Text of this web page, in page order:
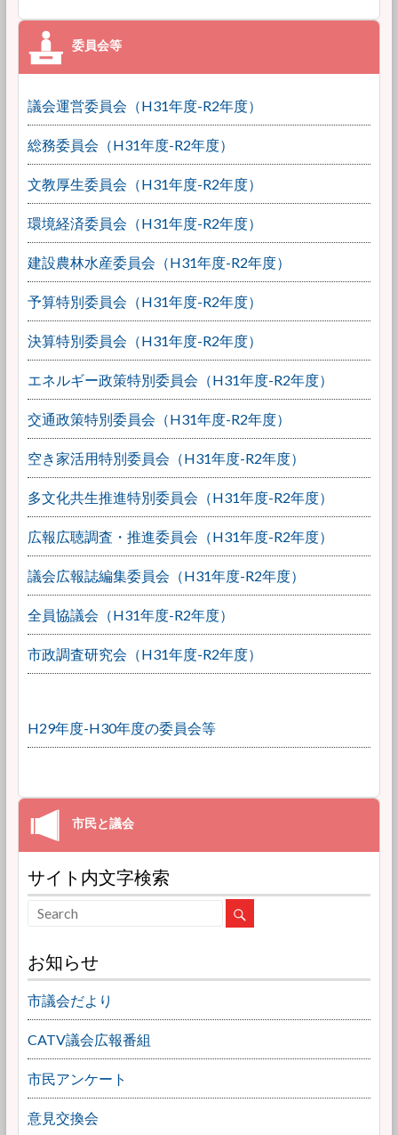
議会運営委員会（H31年度-R2年度）
総務委員会（H31年度-R2年度）
文教厚生委員会（H31年度-R2年度）
環境経済委員会（H31年度-R2年度）
建設農林水産委員会（H31年度-R2年度）
予算特別委員会（H31年度-R2年度）
決算特別委員会（H31年度-R2年度）
エネルギー政策特別委員会（H31年度-R2年度）
交通政策特別委員会（H31年度-R2年度）
空き家活用特別委員会（H31年度-R2年度）
多文化共生推進特別委員会（H31年度-R2年度）
広報広聴調査・推進委員会（H31年度-R2年度）
議会広報誌編集委員会（H31年度-R2年度）
全員協議会（H31年度-R2年度）
市政調査研究会（H31年度-R2年度）
H29年度-H30年度の委員会等
サイト内文字検索
お知らせ
市議会だより
CATV議会広報番組
市民アンケート
意見交換会